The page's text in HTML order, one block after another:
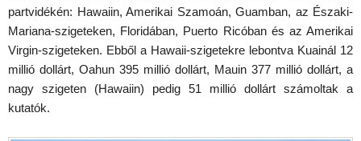
partvidékén: Hawaiin, Amerikai Szamoán, Guamban, az Északi-
Mariana-szigeteken, Floridában, Puerto Ricóban és az Amerikai
Virgin-szigeteken. Ebből a Hawaii-szigetekre lebontva Kuainál 12
millió dollárt, Oahun 395 millió dollárt, Mauin 377 millió dollárt, a
nagy szigeten (Hawaiin) pedig 51 millió dollárt számoltak a
kutatók.